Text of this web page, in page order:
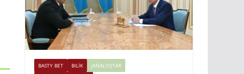
BASTY BET BILİK
JAŃALYQTAR